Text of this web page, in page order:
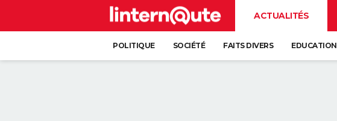
ACTUALITÉS
POLITIQUE SOCIÉTÉ FAITS DIVERS EDUCATION